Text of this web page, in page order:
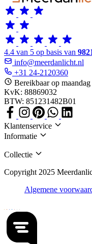
4.4 van 5 op basis van
info@meerdanlicht.nl
+31 24-2120360
Bereikbaar op
KvK: 88869032
BTW: 851231482B01
Klantenservice
Informatie
Collectie
Copyright 2025
Algemene